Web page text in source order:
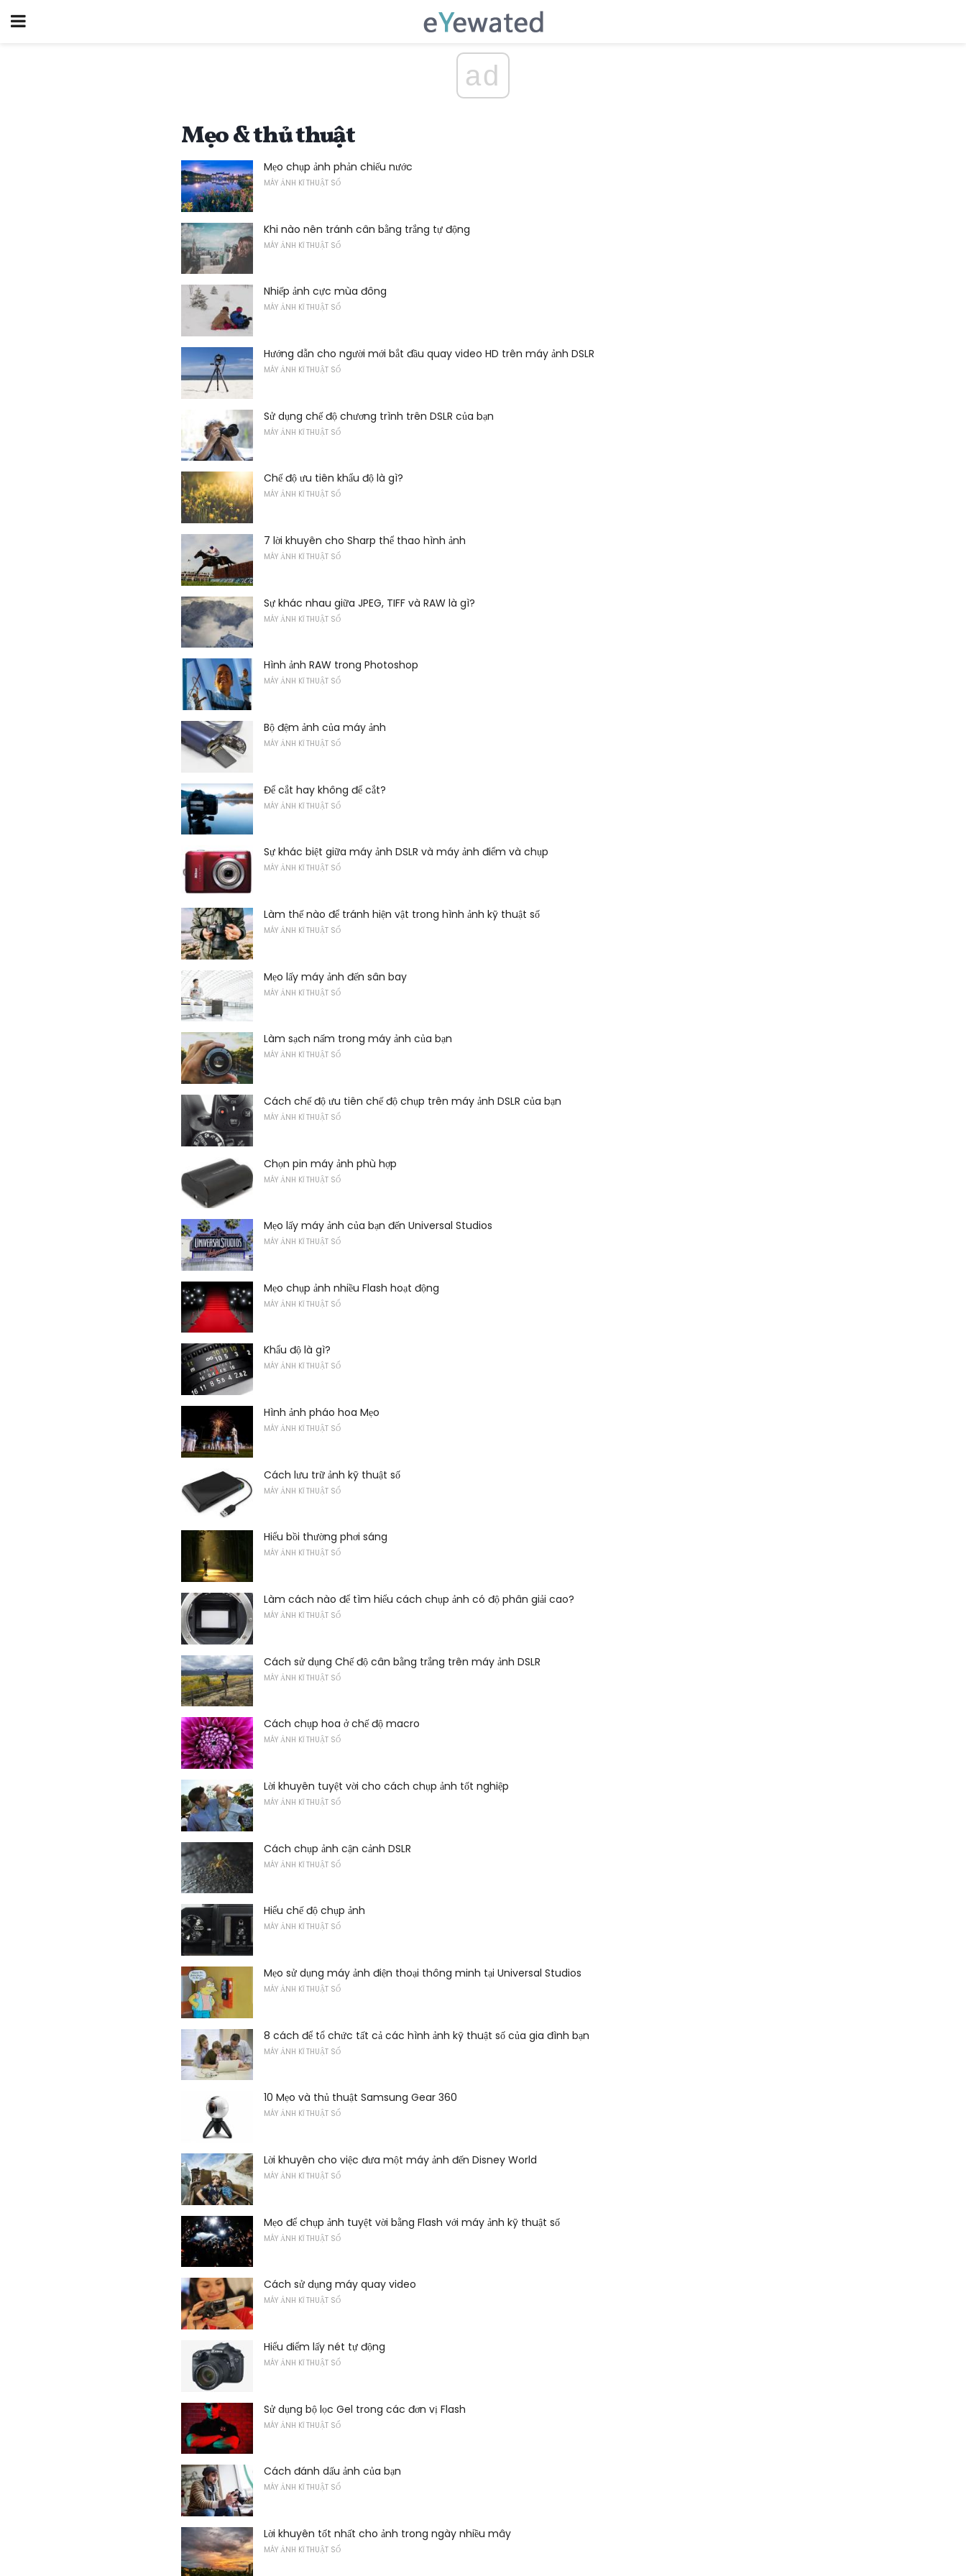
ad
Mẹo & thủ thuật
Mẹo chụp ảnh phản chiếu nước
MÁY ẢNH KĨ THUẬT SỐ
Khi nào nên tránh cân bằng trắng tự động
MÁY ẢNH KĨ THUẬT SỐ
Nhiếp ảnh cực mùa đông
MÁY ẢNH KĨ THUẬT SỐ
Hướng dẫn cho người mới bắt đầu quay video HD trên máy ảnh DSLR
MÁY ẢNH KĨ THUẬT SỐ
Sử dụng chế độ chương trình trên DSLR của bạn
MÁY ẢNH KĨ THUẬT SỐ
Chế độ ưu tiên khẩu độ là gì?
MÁY ẢNH KĨ THUẬT SỐ
7 lời khuyên cho Sharp thể thao hình ảnh
MÁY ẢNH KĨ THUẬT SỐ
Sự khác nhau giữa JPEG, TIFF và RAW là gì?
MÁY ẢNH KĨ THUẬT SỐ
Hình ảnh RAW trong Photoshop
MÁY ẢNH KĨ THUẬT SỐ
Bộ đệm ảnh của máy ảnh
MÁY ẢNH KĨ THUẬT SỐ
Để cắt hay không để cắt?
MÁY ẢNH KĨ THUẬT SỐ
Sự khác biệt giữa máy ảnh DSLR và máy ảnh điểm và chụp
MÁY ẢNH KĨ THUẬT SỐ
Làm thế nào để tránh hiện vật trong hình ảnh kỹ thuật số
MÁY ẢNH KĨ THUẬT SỐ
Mẹo lấy máy ảnh đến sân bay
MÁY ẢNH KĨ THUẬT SỐ
Làm sạch nấm trong máy ảnh của bạn
MÁY ẢNH KĨ THUẬT SỐ
Cách chế độ ưu tiên chế độ chụp trên máy ảnh DSLR của bạn
MÁY ẢNH KĨ THUẬT SỐ
Chọn pin máy ảnh phù hợp
MÁY ẢNH KĨ THUẬT SỐ
Mẹo lấy máy ảnh của bạn đến Universal Studios
MÁY ẢNH KĨ THUẬT SỐ
Mẹo chụp ảnh nhiều Flash hoạt động
MÁY ẢNH KĨ THUẬT SỐ
Khẩu độ là gì?
MÁY ẢNH KĨ THUẬT SỐ
Hình ảnh pháo hoa Mẹo
MÁY ẢNH KĨ THUẬT SỐ
Cách lưu trữ ảnh kỹ thuật số
MÁY ẢNH KĨ THUẬT SỐ
Hiểu bồi thường phơi sáng
MÁY ẢNH KĨ THUẬT SỐ
Làm cách nào để tìm hiểu cách chụp ảnh có độ phân giải cao?
MÁY ẢNH KĨ THUẬT SỐ
Cách sử dụng Chế độ cân bằng trắng trên máy ảnh DSLR
MÁY ẢNH KĨ THUẬT SỐ
Cách chụp hoa ở chế độ macro
MÁY ẢNH KĨ THUẬT SỐ
Lời khuyên tuyệt vời cho cách chụp ảnh tốt nghiệp
MÁY ẢNH KĨ THUẬT SỐ
Cách chụp ảnh cận cảnh DSLR
MÁY ẢNH KĨ THUẬT SỐ
Hiểu chế độ chụp ảnh
MÁY ẢNH KĨ THUẬT SỐ
Mẹo sử dụng máy ảnh điện thoại thông minh tại Universal Studios
MÁY ẢNH KĨ THUẬT SỐ
8 cách để tổ chức tất cả các hình ảnh kỹ thuật số của gia đình bạn
MÁY ẢNH KĨ THUẬT SỐ
10 Mẹo và thủ thuật Samsung Gear 360
MÁY ẢNH KĨ THUẬT SỐ
Lời khuyên cho việc đưa một máy ảnh đến Disney World
MÁY ẢNH KĨ THUẬT SỐ
Mẹo để chụp ảnh tuyệt vời bằng Flash với máy ảnh kỹ thuật số
MÁY ẢNH KĨ THUẬT SỐ
Cách sử dụng máy quay video
MÁY ẢNH KĨ THUẬT SỐ
Hiểu điểm lấy nét tự động
MÁY ẢNH KĨ THUẬT SỐ
Sử dụng bộ lọc Gel trong các đơn vị Flash
MÁY ẢNH KĨ THUẬT SỐ
Cách đánh dấu ảnh của bạn
MÁY ẢNH KĨ THUẬT SỐ
Lời khuyên tốt nhất cho ảnh trong ngày nhiều mây
MÁY ẢNH KĨ THUẬT SỐ